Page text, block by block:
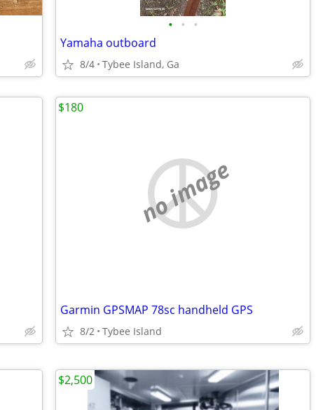
• • •
Yamaha outboard
8/4 Tybee Island, Ga
no image
Garmin GPSMAP 78sc handheld GPS
8/2 Tybee Island
$180
$2,500